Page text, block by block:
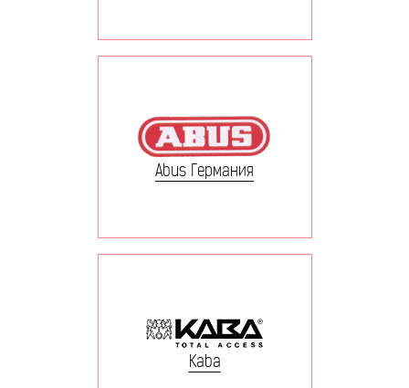
Abus Германия
Kaba